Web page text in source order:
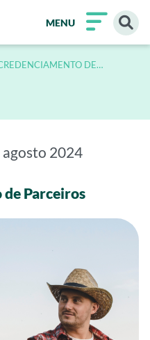
MENU
DE
agosto 2024
de Parceiros